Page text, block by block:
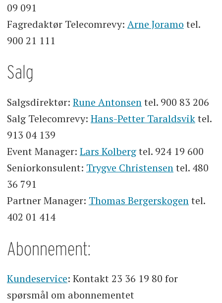
09 091
Fagredaktør Telecomrevy: Arne Joramo tel.
900 21 111
Salg
Salgsdirektør: Rune Antonsentel. 900 83 206
Salg Telecomrevy: Hans-Petter Taraldsviktel.
913 04 139
Event Manager: Lars Kolbergtel. 924 19 600
Seniorkonsulent: Trygve Christensentel. 480
36 791
Partner Manager: Thomas Bergerskogentel.
402 01 414
Abonnement:
Kundeservice: Kontakt 23 36 19 80 for
spørsmål om abonnementet